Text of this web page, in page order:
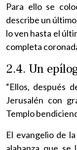
Para ello se
describe un
lo ven hasta el
completa
2.4. Un
“Ellos, después
Jerusalén con
Templo
El evangelio de
alabanza que